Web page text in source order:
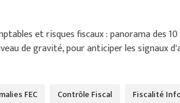
et risques fiscaux : panorama des
de gravité, pour anticiper les signaux
FEC Contrôle Fiscal Fiscalité